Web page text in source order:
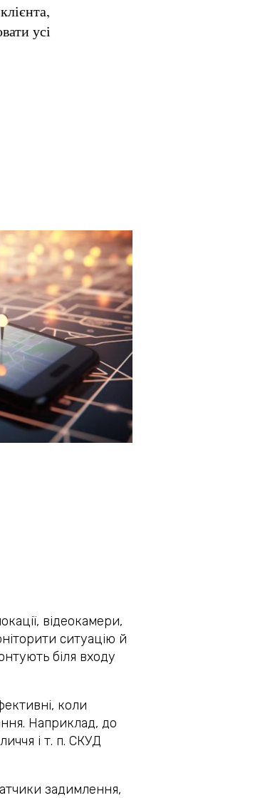
усі
відеокамери,
ситуацію й
біля входу
коли
Наприклад, до
і т. п. СКУД
задимлення,